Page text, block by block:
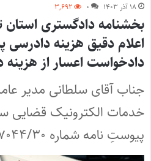
۱۸ آذر ۱۴۰۳ ۰ ۳,۶۹۲
بخشنامه دادگستری
اعلام دقیق هزینه
دادخواست اعسار از هزینه
جناب آقای سلطانی مدیر
خدمات الکترونیک قضایی
پیوستِ نامه شماره ۱۷۰۴۴/۳۰ مورخ…